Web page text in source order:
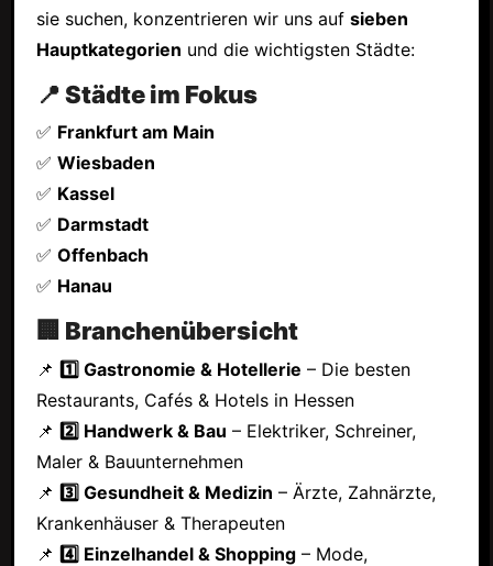
sie suchen, konzentrieren wir uns auf sieben
Hauptkategorien und die wichtigsten Städte:
📍 Städte im Fokus
✅ Frankfurt am Main
✅ Wiesbaden
✅ Kassel
✅ Darmstadt
✅ Offenbach
✅ Hanau
🏢 Branchenübersicht
📌 1️⃣ Gastronomie & Hotellerie – Die besten
Restaurants, Cafés & Hotels in Hessen
📌 2️⃣ Handwerk & Bau – Elektriker, Schreiner,
Maler & Bauunternehmen
📌 3️⃣ Gesundheit & Medizin – Ärzte, Zahnärzte,
Krankenhäuser & Therapeuten
📌 4️⃣ Einzelhandel & Shopping– Mode,